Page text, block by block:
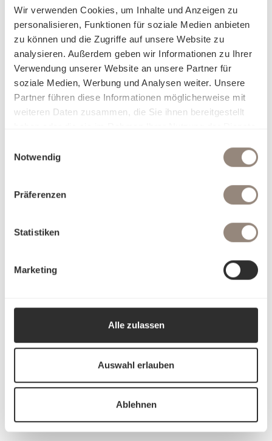
Wir verwenden Cookies, um Inhalte und Anzeigen zu
personalisieren, Funktionen für soziale Medien anbieten
zu können und die Zugriffe auf unsere Website zu
analysieren. Außerdem geben wir Informationen zu Ihrer
Verwendung unserer Website an unsere Partner für
soziale Medien, Werbung und Analysen weiter. Unsere
Partner führen diese Informationen möglicherweise mit
weiteren Daten zusammen, die Sie ihnen bereitgestellt
Notwendig
Präferenzen
Statistiken
Marketing
Alle zulassen
Auswahl erlauben
Ablehnen